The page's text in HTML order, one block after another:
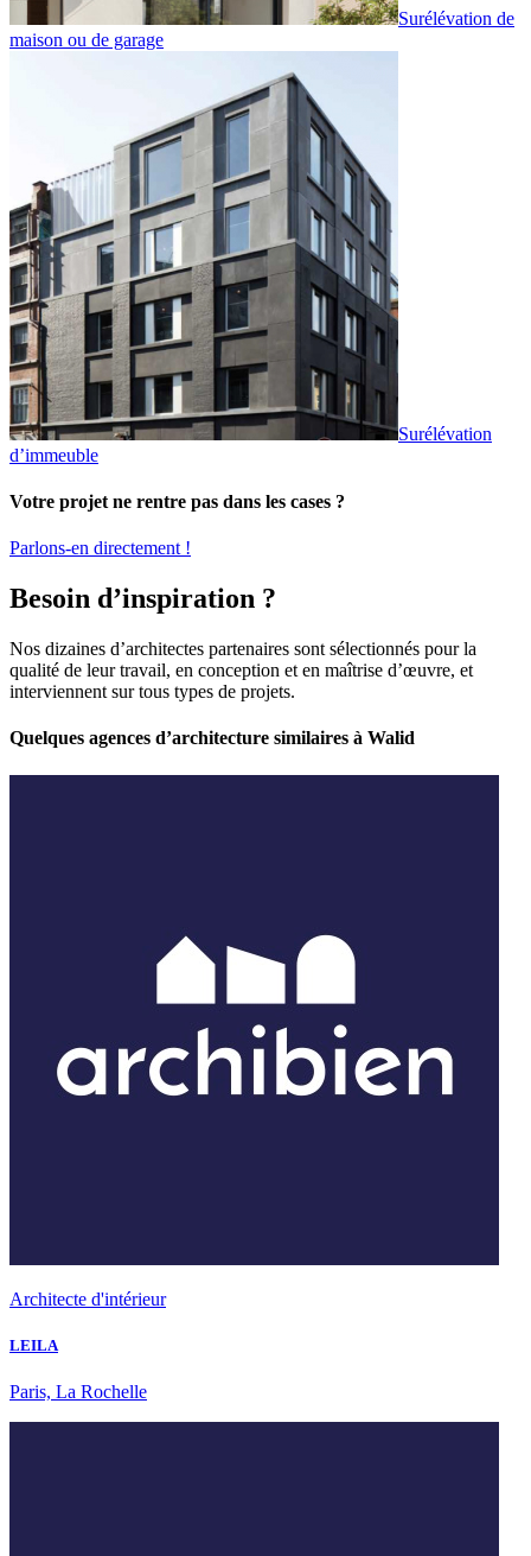
Surélévation de
maison ou de garage
Surélévation
d’immeuble
Votre projet ne rentre pas dans les cases ?
Parlons-en directement !
Besoin d’inspiration ?
Nos dizaines d’architectes partenaires sont sélectionnés pour la
qualité de leur travail, en conception et en maîtrise d’œuvre, et
interviennent sur tous types de projets.
Quelques agences d’architecture similaires à Walid
Architecte d'intérieur
LEILA
Paris, La Rochelle